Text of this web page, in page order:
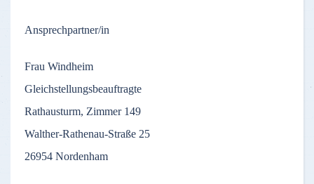
Ansprechpartner/in
Frau Windheim
Gleichstellungsbeauftragte
Rathausturm, Zimmer 149
Walther-Rathenau-Straße 25
26954 Nordenham